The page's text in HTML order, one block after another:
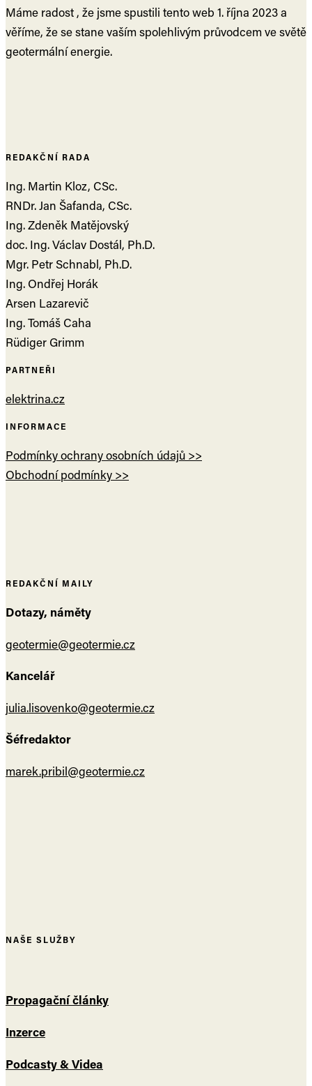
Máme radost , že jsme spustili tento web 1. října 2023 a
věříme, že se stane vaším spolehlivým průvodcem ve světě
geotermální energie.
REDAKČNÍ RADA
Ing. Martin Kloz, CSc.
RNDr. Jan Šafanda, CSc.
Ing. Zdeněk Matějovský
doc. Ing. Václav Dostál, Ph.D.
Mgr. Petr Schnabl, Ph.D.
Ing. Ondřej Horák
Arsen Lazarevič
Ing. Tomáš Caha
Rüdiger Grimm
PARTNEŘI
elektrina.cz
INFORMACE
Podmínky ochrany osobních údajů >>
Obchodní podmínky >>
REDAKČNÍ MAILY
Dotazy, náměty
geotermie@geotermie.cz
Kancelář
julia.lisovenko@geotermie.cz
Šéfredaktor
marek.pribil@geotermie.cz
NAŠE SLUŽBY
Propagační články
Inzerce
Podcasty & Videa